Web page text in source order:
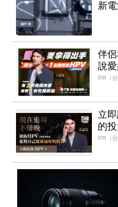
新
伴
說愛
PR（
立
的
PR（